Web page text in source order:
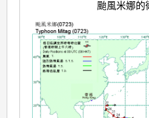
颱風米娜的